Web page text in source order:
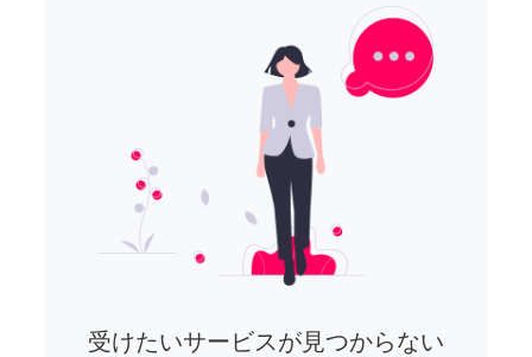
受けたいサービスが見つからない